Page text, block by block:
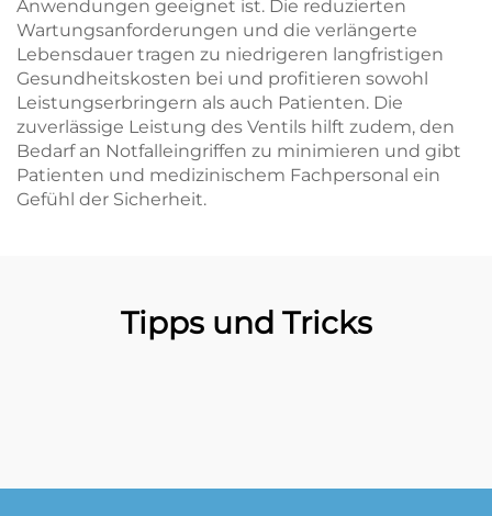
Anwendungen geeignet ist. Die reduzierten
Wartungsanforderungen und die verlängerte
Lebensdauer tragen zu niedrigeren langfristigen
Gesundheitskosten bei und profitieren sowohl
Leistungserbringern als auch Patienten. Die
zuverlässige Leistung des Ventils hilft zudem, den
Bedarf an Notfalleingriffen zu minimieren und gibt
Patienten und medizinischem Fachpersonal ein
Gefühl der Sicherheit.
Tipps und Tricks